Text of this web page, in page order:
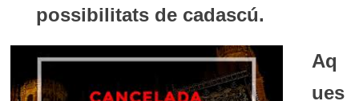
possibilitats de cadascú.
Aq
ues